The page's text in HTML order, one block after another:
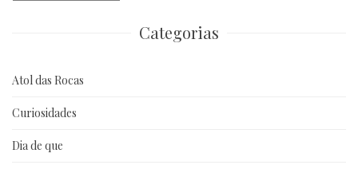
Categorias
Atol das Rocas
Curiosidades
Dia de que